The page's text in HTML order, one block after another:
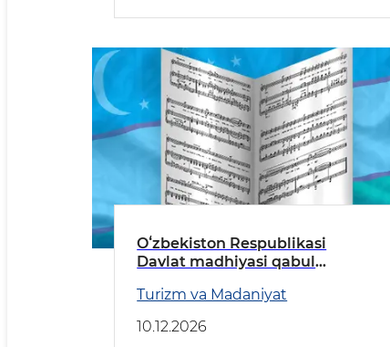
Oʻzbekiston Respublikasi
Davlat madhiyasi qabul
Turizm va Madaniyat
10.12.2026